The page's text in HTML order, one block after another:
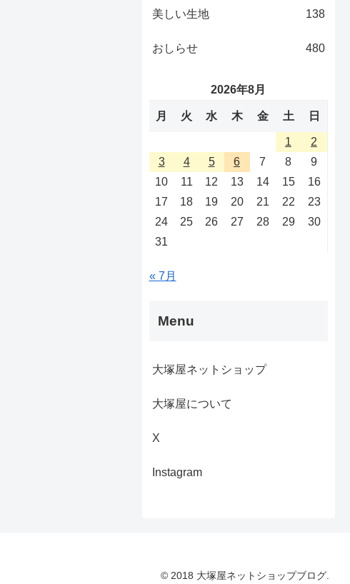
美しい生地 138
おしらせ 480
2026年8月
月 火 水 木 金 土 日
1
2
3
4 5 6 7 8
9
10
11 12 13 14 15
16
17
18 19 20 21 22
23
24
25 26 27 28 29
30
31
« 7月
Menu
大塚屋ネットショップ
大塚屋について
X
Instagram
© 2018 大塚屋ネットショップブログ.